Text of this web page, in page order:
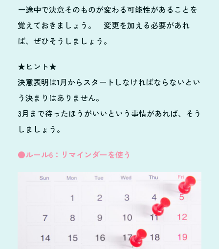
ー途中で決意そのものが変わる可能性があることを
覚えておきましょう。 変更を加える必要があれ
ば、ぜひそうしましょう。
★ヒント★
決意表明は1月からスタートしなければならないとい
う決まりはありません。
3月まで待ったほうがいいという事情があれば、そう
しましょう。
●ルール6：リマインダーを使う